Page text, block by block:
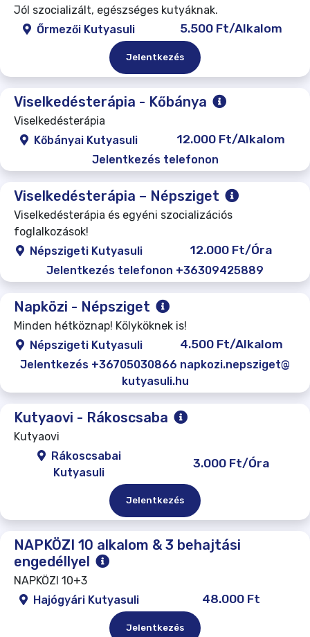
Jól szocializált, egészséges kutyáknak.
Őrmezői Kutyasuli
5.500 Ft/Alkalom
Jelentkezés
Viselkedésterápia - Kőbánya
Viselkedésterápia
Kőbányai Kutyasuli
12.000 Ft/Alkalom
Jelentkezés telefonon
Viselkedésterápia – Népsziget
Viselkedésterápia és egyéni szocializációs
foglalkozások!
Népszigeti Kutyasuli
12.000 Ft/Óra
Jelentkezés telefonon +36309425889
Napközi - Népsziget
Minden hétköznap! Kölyköknek is!
Népszigeti Kutyasuli
4.500 Ft/Alkalom
Jelentkezés +36705030866 napkozi.nepsziget@
kutyasuli.hu
Kutyaovi - Rákoscsaba
Kutyaovi
Rákoscsabai
Kutyasuli
3.000 Ft/Óra
Jelentkezés
NAPKÖZI 10 alkalom & 3 behajtási
engedéllyel
NAPKÖZI 10+3
Hajógyári Kutyasuli
48.000 Ft
Jelentkezés